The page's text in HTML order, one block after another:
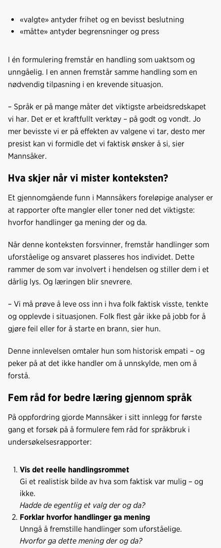
«valgte» antyder frihet og en bevisst beslutning
«måtte» antyder begrensninger og press
I én formulering fremstår en handling som uaktsom og
unngåelig. I en annen fremstår samme handling som en
nødvendig tilpasning i en krevende situasjon.
– Språk er på mange måter det viktigste arbeidsredskapet
vi har. Det er et kraftfullt verktøy – på godt og vondt. Jo
mer bevisste vi er på effekten av valgene vi tar, desto mer
presist kan vi formidle det vi faktisk ønsker å si, sier
Mannsåker.
Hva skjer når vi mister konteksten?
Et gjennomgående funn i Mannsåkers foreløpige analyser er
at rapporter ofte mangler eller toner ned det viktigste:
hvorfor handlinger ga mening der og da.
Når denne konteksten forsvinner, fremstår handlinger som
uforståelige og ansvaret plasseres hos individet. Dette
rammer de som var involvert i hendelsen og stiller dem i et
dårlig lys. Og læringen blir snevrere.
– Vi må prøve å leve oss inn i hva folk faktisk visste, tenkte
og opplevde i situasjonen. Folk flest går ikke på jobb for å
gjøre feil eller for å starte en brann, sier hun.
Denne innlevelsen omtaler hun som historisk empati – og
peker på at det ikke handler om å unnskylde, men om å
forstå.
Fem råd for bedre læring gjennom språk
På oppfordring gjorde Mannsåker i sitt innlegg for første
gang et forsøk på å formulere fem råd for språkbruk i
undersøkelsesrapporter:
Vis det reelle handlingsrommet
Gi et realistisk bilde av hva som faktisk var mulig – og
ikke.
Hadde de egentlig et valg der og da?
Forklar hvorfor handlinger ga mening
Unngå å fremstille handlinger som uforståelige.
Hvorfor ga dette mening der og da?